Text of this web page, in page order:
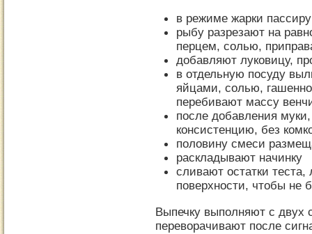
в режиме жарки
рыбу разрезают на
перцем, солью,
добавляют луковицу,
в отдельную посуду
яйцами, солью,
перебивают массу
после добавления
консистенцию, без
половину смеси
раскладывают начинку
сливают остатки
поверхности, чтобы
Выпечку выполняют с двух
переворачивают после